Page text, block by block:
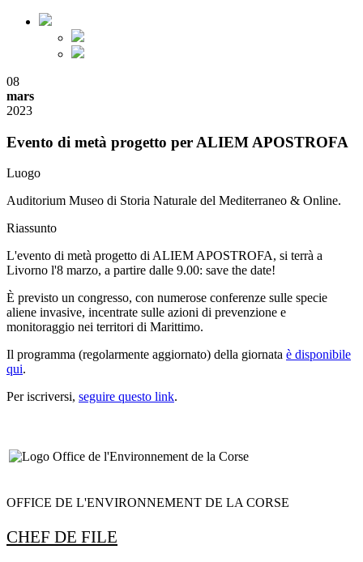
08
mars
2023
Evento di metà progetto per ALIEM APOSTROFA
Luogo
Auditorium Museo di Storia Naturale del Mediterraneo & Online.
Riassunto
L'evento di metà progetto di ALIEM APOSTROFA, si terrà a
Livorno l'8 marzo, a partire dalle 9.00: save the date!
È previsto un congresso, con numerose conferenze sulle specie
aliene invasive, incentrate sulle azioni di prevenzione e
monitoraggio nei territori di Marittimo.
Il programma (regolarmente aggiornato) della giornata è disponibile
qui.
Per iscriversi, seguire questo link.
OFFICE DE L'ENVIRONNEMENT DE LA CORSE
CHEF DE FILE